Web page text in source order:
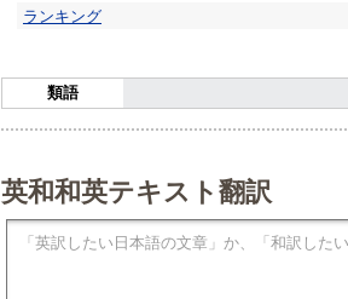
ランキング
類語
英和和英テキスト翻訳